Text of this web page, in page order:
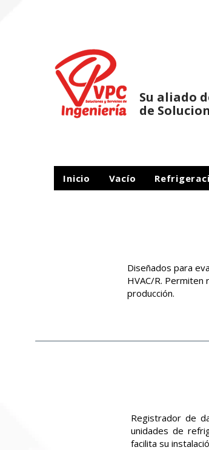
Su aliado
de
Inicio Vacío
Diseñados para
HVAC/R.
producción.
Registrador de
unidades de
facilita su